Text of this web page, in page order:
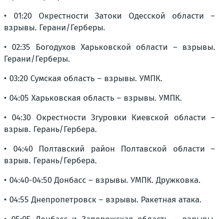
• 01:20 Окрестности Затоки Одесской области –
взрывы. Герани/Герберы.
• 02:35 Богодухов Харьковской области – взрывы.
Герани/Герберы.
• 03:20 Сумская область – взрывы. УМПК.
• 04:05 Харьковская область – взрывы. УМПК.
• 04:30 Окрестности Згуровки Киевской области –
взрыв. Герань/Гербера.
• 04:40 Полтавский район Полтавской области –
взрыв. Герань/Гербера.
• 04:40-04:50 Донбасс – взрывы. УМПК. Дружковка.
• 04:55 Днепропетровск – взрывы. Ракетная атака.